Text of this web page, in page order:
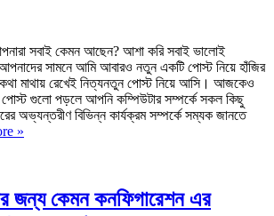
সবাই কেমন আছেন? আশা করি সবাই ভালোই
সামনে আমি আবারও নতুন একটি পোস্ট নিয়ে হাঁজির
মাথায় রেখেই নিত্যনতুন পোস্ট নিয়ে আসি। আজকেও
গুলো পড়লে আপনি কম্পিউটার সম্পর্কে সকল কিছু
অভ্যন্তরীণ বিভিন্ন কার্যক্রম সম্পর্কে সম্যক জানতে
»
জন্য কেমন কনফিগারেশন এর